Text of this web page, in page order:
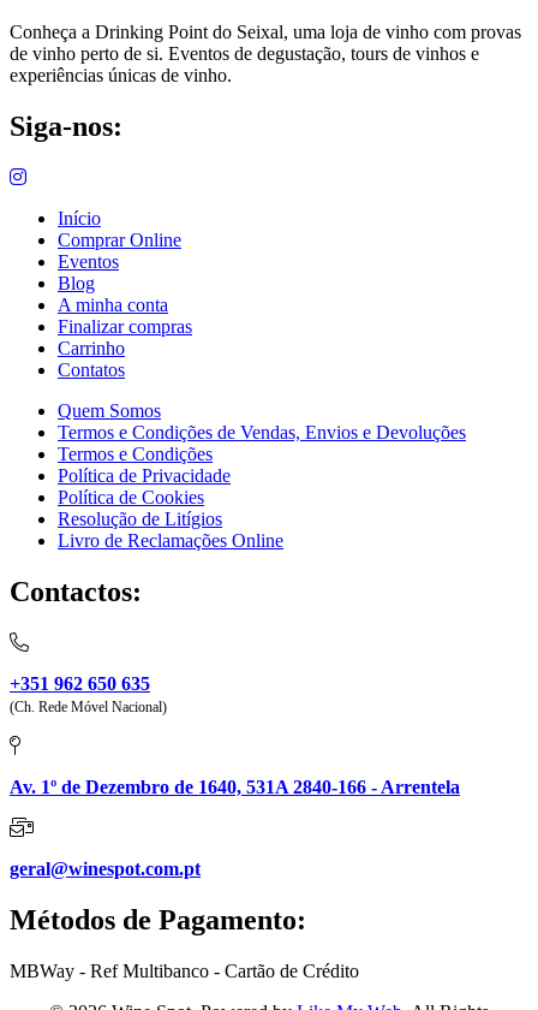
Conheça a Drinking Point do Seixal, uma loja de vinho com provas
de vinho perto de si. Eventos de degustação, tours de vinhos e
experiências únicas de vinho.
Siga-nos:
Início
Comprar Online
Eventos
Blog
A minha conta
Finalizar compras
Carrinho
Contatos
Quem Somos
Termos e Condições de Vendas, Envios e Devoluções
Termos e Condições
Política de Privacidade
Política de Cookies
Resolução de Litígios
Livro de Reclamações Online
Contactos:
+351 962 650 635
(Ch. Rede Móvel Nacional)
Av. 1º de Dezembro de 1640, 531A 2840-166 - Arrentela
geral@winespot.com.pt
Métodos de Pagamento:
MBWay - Ref Multibanco - Cartão de Crédito